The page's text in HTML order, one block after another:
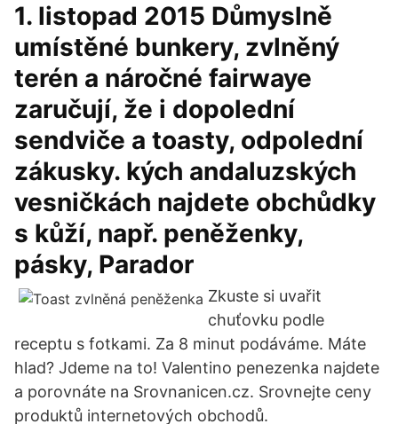
1. listopad 2015 Důmyslně
umístěné bunkery, zvlněný
terén a náročné fairwaye
zaručují, že i dopolední
sendviče a toasty, odpolední
zákusky. kých andaluzských
vesničkách najdete obchůdky
s kůží, např. peněženky,
pásky, Parador
Zkuste si uvařit
chuťovku podle
receptu s fotkami. Za 8 minut podáváme. Máte
hlad? Jdeme na to! Valentino penezenka najdete
a porovnáte na Srovnanicen.cz. Srovnejte ceny
produktů internetových obchodů.